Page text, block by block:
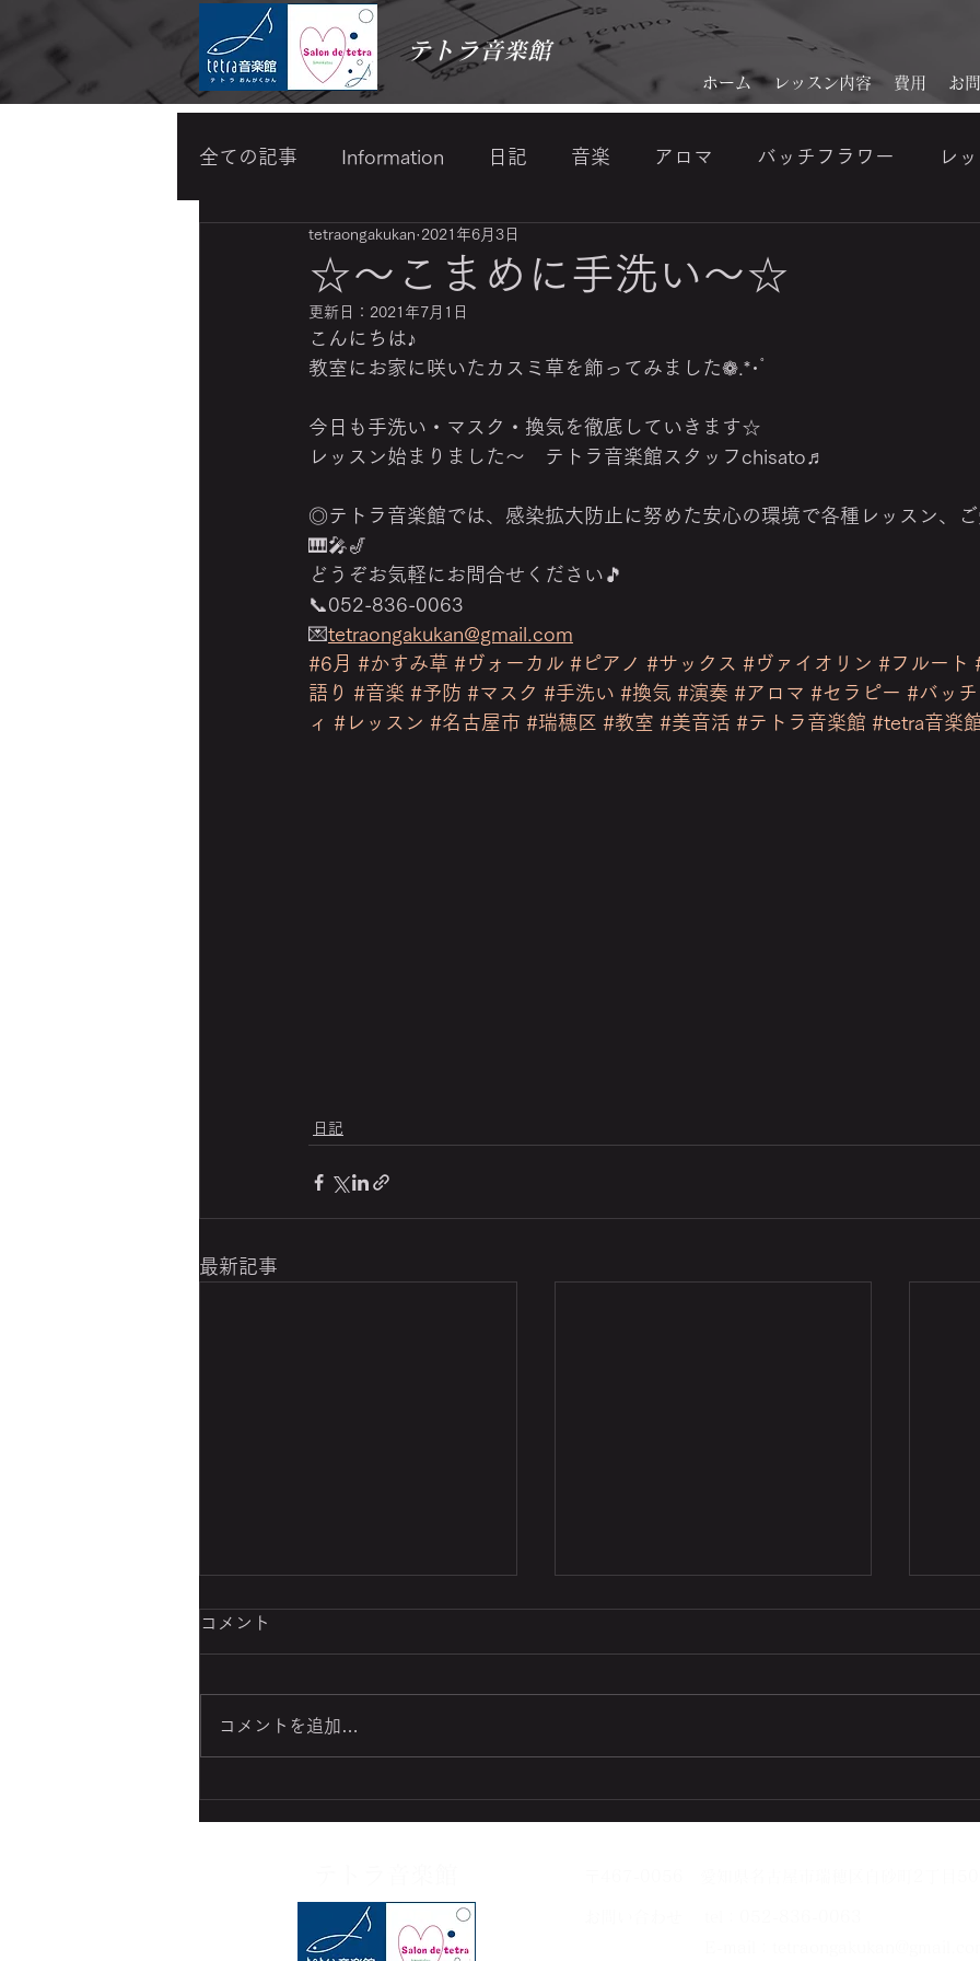
テトラ音楽館
ホーム レッスン内容 費用 お
全ての記事 Information 日記 音楽 アロマ バッチフラワー レ
わらべうたベビーマッサージ
スキンケア・メイク
☆～こまめに手洗い～☆
tetraongakukan 2021年6月3日
更新日： 2021年7月1日
‎こんにちは♪
教室にお家に咲いたカスミ草を飾ってみました❁.*･ﾟ
今日も手洗い・マスク・換気を徹底していきます☆
レッスン始まりました～　テトラ音楽館スタッフchisato♬
◎テトラ音楽館では、感染拡大防止に努めた安心の環境で各種レッスン、
🎹🎤🎷
どうぞお気軽にお問合せください🎵
📞052-836-0063
💌tetraongakukan@gmail.com
#6月
#かすみ草 #ヴォーカル #ピアノ #サックス #ヴァイオリン #フルート
語り
#音楽 #予防 #マスク #手洗い #換気 #演奏 #アロマ #セラピー #バッ
ィ
#レッスン #名古屋市 #瑞穂区 #教室 #美音活 #テトラ音楽館 #tetra音楽
日記
最新記事
2024年HAPPY NEW YEAR🎍
ベラ
コメント
コメントを追加…